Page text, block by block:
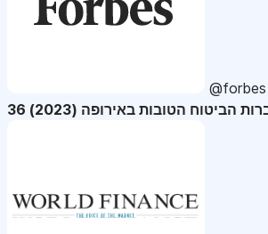
@forbes
הביטוח הטובות באירופה (2023)